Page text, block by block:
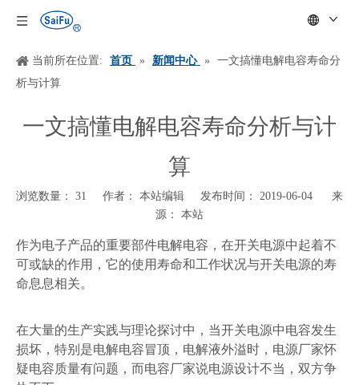
当前所在位置: 首页 » 新闻中心 »
一文搞懂电解电容寿命分
析与计算
一文搞懂电解电容寿命分析与计
算
浏览数量： 31 作者： 本站编辑 发布时间： 2019-06-04 来
源： 本站
["wechat","weibo","qzone","douban","email"]
作为电子产品的重要部件电解电容，在开关电源中起着不
可或缺的作用，它的使用寿命和工作状况与开关电源的寿
命息息相关。
在大量的生产实践与理论探讨中，当开关电源中电容发生
损坏，特别是电解电容冒顶，电解液外溢时，电源厂家怀
疑电容质量有问题，而电容厂家说电源设计不当，双方争